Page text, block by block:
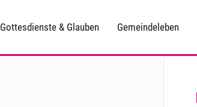
Gottesdienste & Glauben Gemeindeleben